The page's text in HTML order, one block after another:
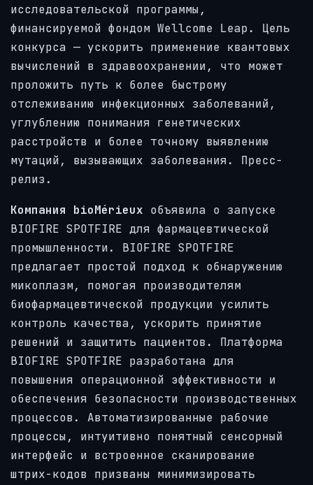
исследовательской программы,
финансируемой фондом Wellcome Leap. Цель
конкурса — ускорить применение квантовых
вычислений в здравоохранении, что может
проложить путь к более быстрому
отслеживанию инфекционных заболеваний,
углублению понимания генетических
расстройств и более точному выявлению
мутаций, вызывающих заболевания. Пресс-
релиз.
Компания bioMérieux объявила о запуске
BIOFIRE SPOTFIRE для фармацевтической
промышленности. BIOFIRE SPOTFIRE
предлагает простой подход к обнаружению
микоплазм, помогая производителям
биофармацевтической продукции усилить
контроль качества, ускорить принятие
решений и защитить пациентов. Платформа
BIOFIRE SPOTFIRE разработана для
повышения операционной эффективности и
обеспечения безопасности производственных
процессов. Автоматизированные рабочие
процессы, интуитивно понятный сенсорный
интерфейс и встроенное сканирование
штрих-кодов призваны минимизировать